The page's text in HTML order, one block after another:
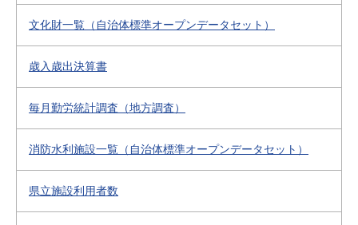
文化財一覧（自治体標準オープンデータセット）
歳入歳出決算書
毎月勤労統計調査（地方調査）
消防水利施設一覧（自治体標準オープンデータセット）
県立施設利用者数